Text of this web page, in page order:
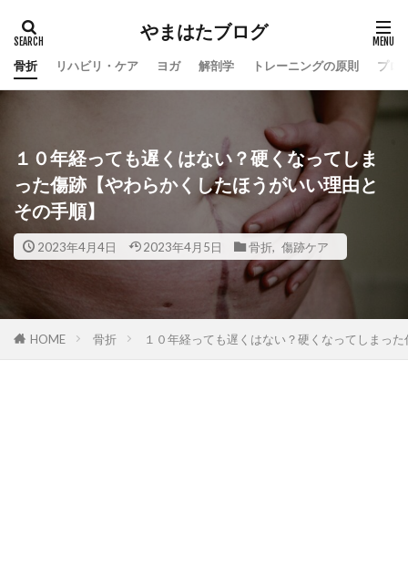
やまはたブログ
骨折 リハビリ・ケア ヨガ 解剖学 トレーニングの原則 プロ
１０年経っても遅くはない？硬くなってしま
った傷跡【やわらかくしたほうがいい理由と
その手順】
2023年4月4日 2023年4月5日 骨折, 傷跡ケア
HOME 骨折 １０年経っても遅くはない？硬くなってしまっ
カテゴリー
手術後 ヨガのポーズ ヨガ
筋トレ
広背筋
足底アーチ 股関節
ふくらはぎ
傷跡ケア
腰痛改善
骨折完治後のケア
ヒラメ筋
体を柔らかくする
足の骨折
骨折時の靴
ストレッチ